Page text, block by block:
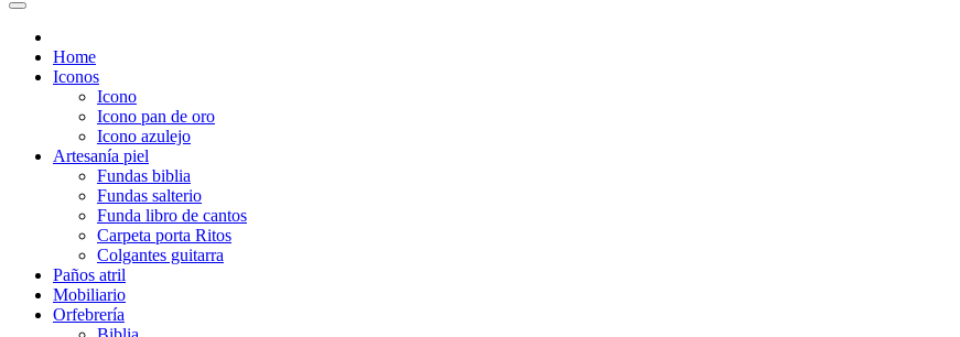
Home
Iconos
Icono
Icono pan de oro
Icono azulejo
Artesanía piel
Fundas biblia
Fundas salterio
Funda libro de cantos
Carpeta porta Ritos
Colgantes guitarra
Paños atril
Mobiliario
Orfebrería